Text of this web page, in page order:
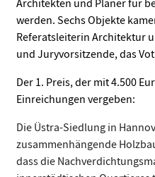
werden. Sechs Objekte
Referatsleiterin Architektur
und Juryvorsitzende, das
Der 1. Preis, der mit 4.500
Einreichungen vergeben:
Die Üstra-Siedlung in
zusammenhängende
dass die